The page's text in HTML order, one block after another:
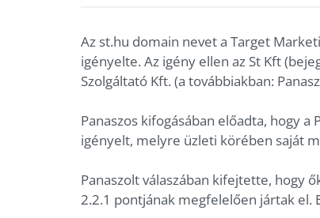
Az st.hu domain nevet a Target
igényelte. Az igény ellen az St Kft
Szolgáltató Kft. (a továbbiakban:
Panaszos kifogásában előadta, hogy
igényelt, melyre üzleti körében saját
Panaszolt válaszában kifejtette, hogy
2.2.1 pontjának megfelelően jártak el.